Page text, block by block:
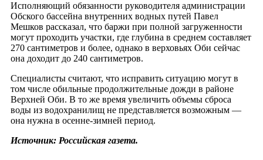
Исполняющий обязанности руководителя администрации
Обского бассейна внутренних водных путей Павел
Мешков рассказал, что баржи при полной загруженности
могут проходить участки, где глубина в среднем составляет
270 сантиметров и более, однако в верховьях Оби сейчас
она доходит до 240 сантиметров.
Специалисты считают, что исправить ситуацию могут в
том числе обильные продолжительные дожди в районе
Верхней Оби. В то же время увеличить объемы сброса
воды из водохранилищ не представляется возможным —
она нужна в осенне-зимней период.
Источник: Российская газета.